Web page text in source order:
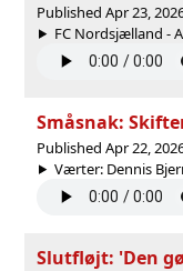
Published Apr 23,
FC Nordsjælland -
Småsnak:
Published Apr 22,
Værter: Dennis
Slutfløjt: 'Den